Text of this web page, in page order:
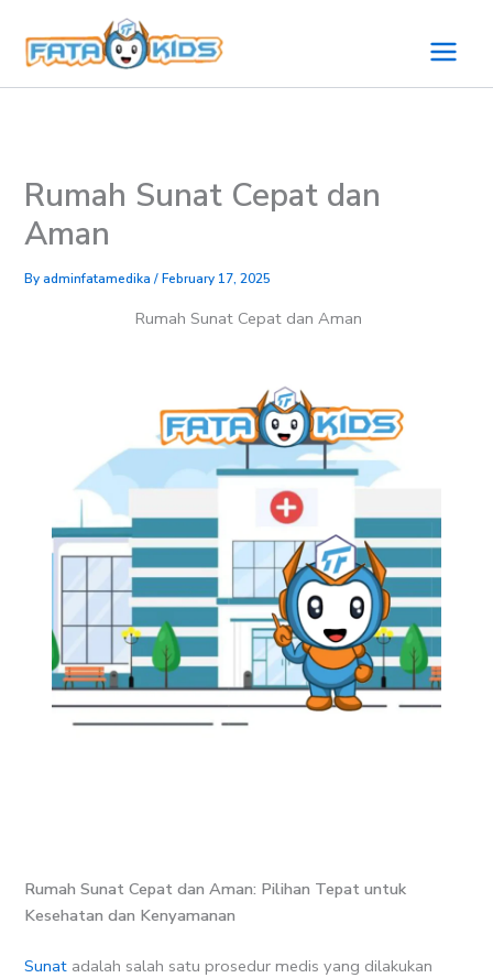
content
Rumah Sunat Cepat dan
Aman
Byadminfatamedika/February 17, 2025
Rumah Sunat Cepat dan Aman
Rumah Sunat Cepat dan Aman: Pilihan Tepat untuk
Kesehatan dan Kenyamanan
Sunat adalah salah satu prosedur medis yang dilakukan